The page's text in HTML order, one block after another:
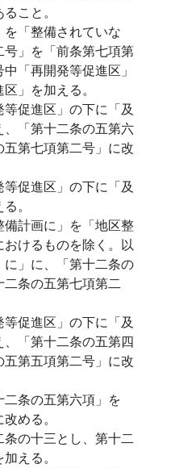
こと。
「整備されていな
」を「前条第七項第
「再開発等促進区」
」を加える。
促進区」の下に「及
「第十二条の五第六
第七項第二号」に改
促進区」の下に「及
。
計画に」を「地区整
けるものを除く。以
」に、「第十二条の
条の五第七項第二
促進区」の下に「及
「第十二条の五第四
第五項第二号」に改
条の五第六項」を
める。
の十三とし、第十二
える。